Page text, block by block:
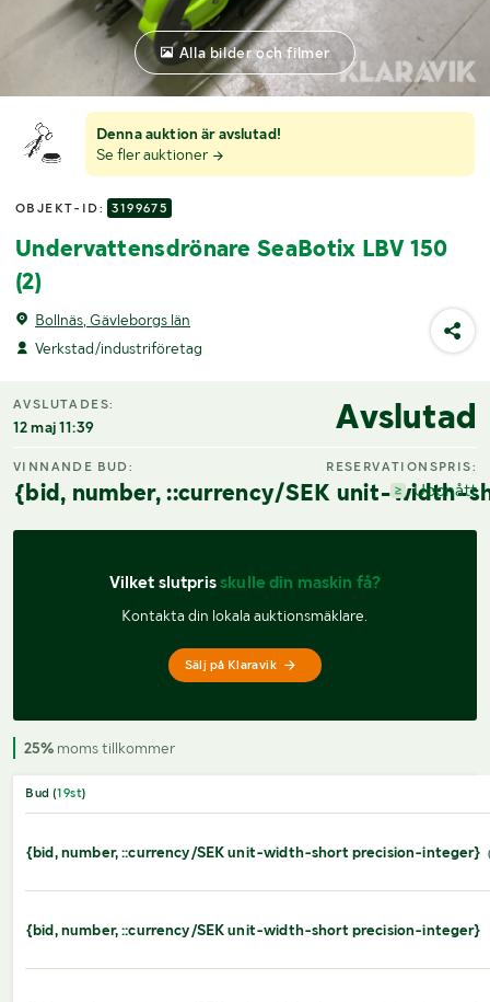
Denna auktion är avslutad!
Se fler auktioner
OBJEKT-ID: 3199675
Undervattensdrönare SeaBotix LBV 150
(2)
Bollnäs, Gävleborgs län
Verkstad/industriföretag
Alla bilder och filmer
AVSLUTADES:
12 maj 11:39 Avslutad
VINNANDE BUD:
{bid, number, ::currency/SEK unit-width-
RESERVATIONSPRIS:
Uppnått
Vilket slutpris skulle din maskin få?
Kontakta din lokala auktionsmäklare.
Sälj på Klaravik
25% moms tillkommer
Bud (19st)
{bid, number, ::currency/SEK unit-width-short precision-integer}
{bid, number, ::currency/SEK unit-width-short precision-integer}